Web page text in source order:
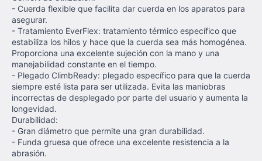
- Cuerda flexible que facilita dar cuerda en los aparatos para
asegurar.
- Tratamiento EverFlex: tratamiento térmico específico que
estabiliza los hilos y hace que la cuerda sea más homogénea.
Proporciona una excelente sujeción con la mano y una
manejabilidad constante en el tiempo.
- Plegado ClimbReady: plegado específico para que la cuerda
siempre esté lista para ser utilizada. Evita las maniobras
incorrectas de desplegado por parte del usuario y aumenta la
longevidad.
Durabilidad:
- Gran diámetro que permite una gran durabilidad.
- Funda gruesa que ofrece una excelente resistencia a la
abrasión.